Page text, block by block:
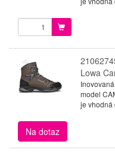
Lowa
model
je vhodná
Na dotaz